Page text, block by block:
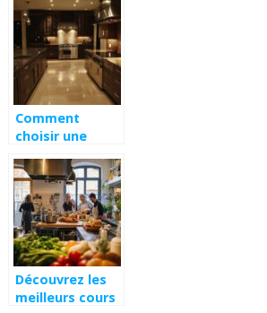
d’artifice de
saveurs dans
votre cuisine
Comment
choisir une
gamme sur
mesure pour
votre maison
Découvrez les
meilleurs cours